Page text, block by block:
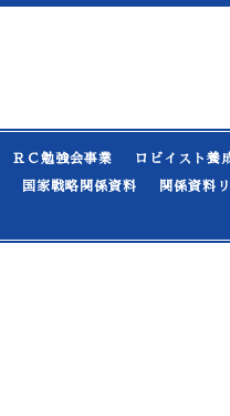
ＲＣ勉強会事業 ロビイスト養
国家戦略関係資料 関係資料